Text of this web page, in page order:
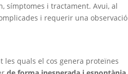
símptomes i tractament. Avui, al
i requerir una observació
les quals el cos genera proteïnes